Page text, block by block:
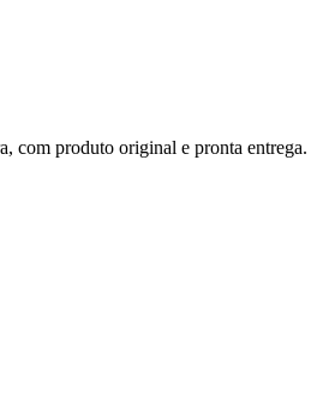
produto original e pronta entrega.